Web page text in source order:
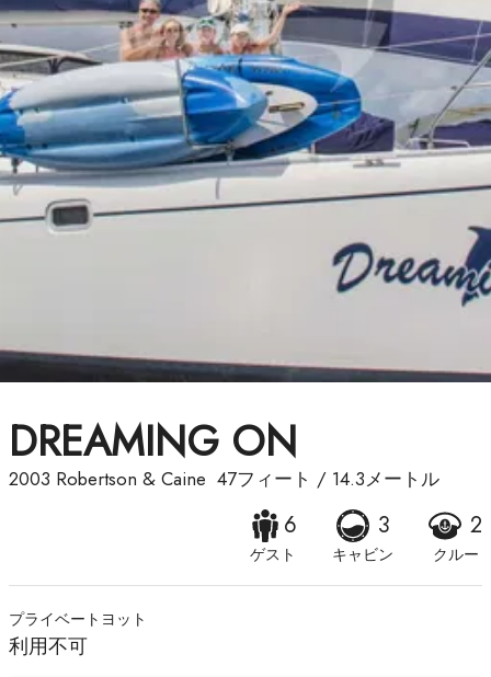
DREAMING ON
2003 Robertson & Caine 47フィート / 14.3メートル
6
ゲスト
3
キャビン
2
クルー
プライベートヨット
利用不可